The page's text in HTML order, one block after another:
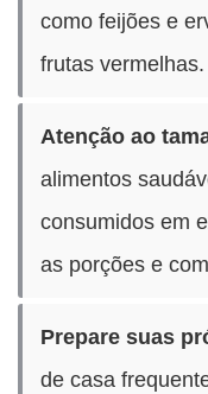
como feijões e
frutas vermelhas.
Atenção ao
alimentos
consumidos em
as porções e
Prepare suas
de casa